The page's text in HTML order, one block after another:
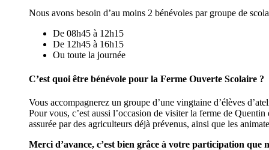
Nous avons besoin d’au moins 2 bénévoles par groupe de
De 08h45 à 12h15
De 12h45 à 16h15
Ou toute la journée
C’est quoi être bénévole pour la Ferme Ouverte Scolaire ?
Vous accompagnerez un groupe d’une vingtaine d’élèves
Pour vous, c’est aussi l’occasion de visiter la ferme de
assurée par des agriculteurs déjà prévenus, ainsi que les
Merci d’avance, c’est bien grâce à votre participation que